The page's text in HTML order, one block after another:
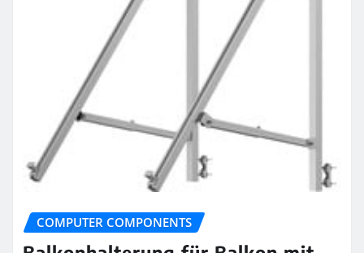
COMPUTER COMPONENTS